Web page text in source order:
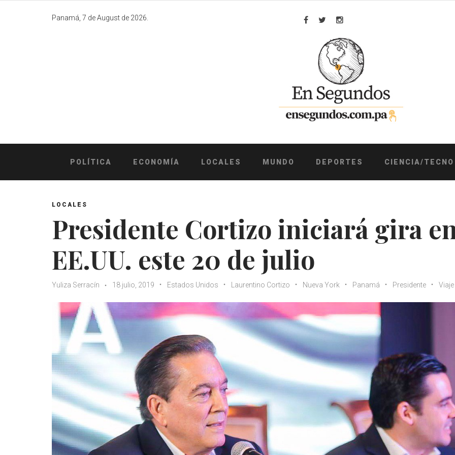
Panamá, 7 de August de 2026.
Facebook
TwitterInstagram
POLÍTICA ECONOMÍA LOCALES MUNDO DEPORTES CIENCIA/TECNO
LOCALES
Presidente Cortizo iniciará gira
EE.UU. este 20 de julio
Yuliza Serracín 18 julio, 2019 Estados Unidos Laurentino Cortizo Nueva York Panamá Presidente Viaje